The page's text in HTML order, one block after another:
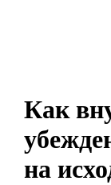
Как
на